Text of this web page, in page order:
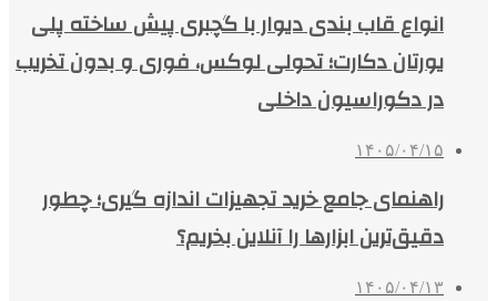
انواع قاب بندی دیوار با گچبری پیش ساخته پلی
یورتان دکارت؛ تحولی لوکس، فوری و بدون تخریب
در دکوراسیون داخلی
۱۴۰۵/۰۴/۱۵
راهنمای جامع خرید تجهیزات اندازه گیری؛ چطور
دقیق‌ترین ابزارها را آنلاین بخریم؟
۱۴۰۵/۰۴/۱۳